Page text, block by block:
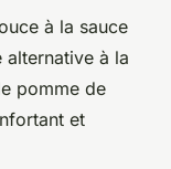
à la sauce
alternative à la
pomme de
et